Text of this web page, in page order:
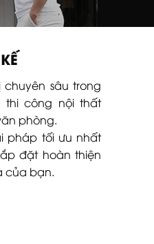
sâu trong
thi công nội thất
phòng.
pháp tối ưu nhất
đặt hoàn thiện
của bạn.